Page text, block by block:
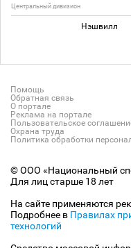
Центральный дивизион
Нэшвилл
Помощь
Обратная связь
О портале
Реклама на портале
Пользовательское
Охрана труда
Политика обработки
© ООО «Национальный
Для лиц старше 18 лет
На сайте применяются
Подробнее в Правилах
технологий